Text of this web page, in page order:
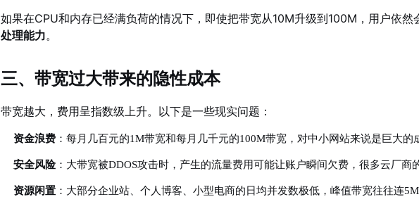
如果在CPU和内存已经满负荷的情况下，即使把带宽从10M升级到100M，用户依然
处理能力。
三、带宽过大带来的隐性成本
带宽越大，费用呈指数级上升。以下是一些现实问题：
资金浪费 ：每月几百元的1M带宽和每月几千元的100M带宽，对中小网站来说是巨大的
安全风险：大带宽被DDOS攻击时，产生的流量费用可能让账户瞬间欠费，很多云厂
资源闲置 ：大部分企业站、个人博客、小型电商的日均并发数极低，峰值带宽往往连